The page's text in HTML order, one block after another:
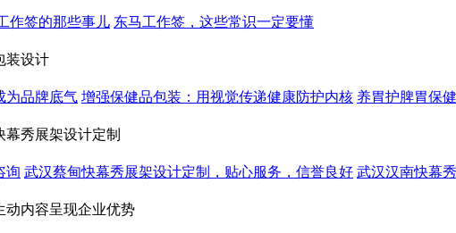
作签的那些事儿 东马工作签，这些常识一定要懂
装设计
为品牌底气 增强保健品包装：用视觉传递健康防护内核 养胃护脾胃保
秀展架设计定制
询 武汉蔡甸快幕秀展架设计定制，贴心服务，信誉良好 武汉汉南快幕
动内容呈现企业优势